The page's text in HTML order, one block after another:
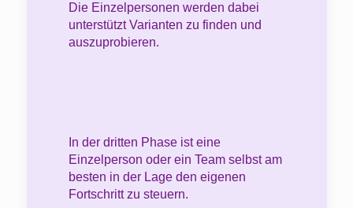
Die Einzelpersonen werden dabei
unterstützt Varianten zu finden und
auszuprobieren.
In der dritten Phase ist eine
Einzelperson oder ein Team selbst am
besten in der Lage den eigenen
Fortschritt zu steuern.